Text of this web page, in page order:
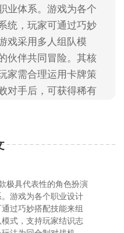
业体系。游戏为各个
统，玩家可通过巧妙
戏采用多人组队模
伙伴共同冒险。其核
家需合理运用卡牌策
对手后，可获得稀有
极具代表性的角色扮演
游戏为各个职业设计
过巧妙搭配技能来组
式，支持玩家结识志